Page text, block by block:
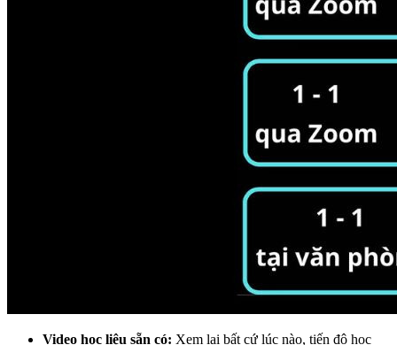
Video học liệu sẵn có: Xem lại bất cứ lúc nào, tiến độ học